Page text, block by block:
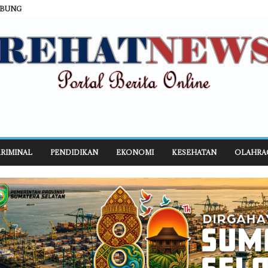
PENDIDIKAN EKONOMI KESEHATAN